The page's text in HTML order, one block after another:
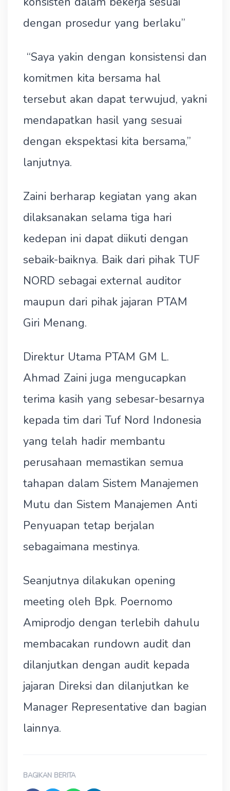
dengan prosedur yang berlaku”
“Saya yakin dengan konsistensi dan
komitmen kita bersama hal
tersebut akan dapat terwujud, yakni
mendapatkan hasil yang sesuai
dengan ekspektasi kita bersama,”
lanjutnya.
Zaini berharap kegiatan yang akan
dilaksanakan selama tiga hari
kedepan ini dapat diikuti dengan
sebaik-baiknya. Baik dari pihak TUF
NORD sebagai external auditor
maupun dari pihak jajaran PTAM
Giri Menang.
Direktur Utama PTAM GM L.
Ahmad Zaini juga mengucapkan
terima kasih yang sebesar-besarnya
kepada tim dari Tuf Nord Indonesia
yang telah hadir membantu
perusahaan memastikan semua
tahapan dalam Sistem Manajemen
Mutu dan Sistem Manajemen Anti
Penyuapan tetap berjalan
sebagaimana mestinya.
Seanjutnya dilakukan opening
meeting oleh Bpk. Poernomo
Amiprodjo dengan terlebih dahulu
membacakan rundown audit dan
dilanjutkan dengan audit kepada
jajaran Direksi dan dilanjutkan ke
Manager Representative dan bagian
lainnya.
BAGIKAN BERITA